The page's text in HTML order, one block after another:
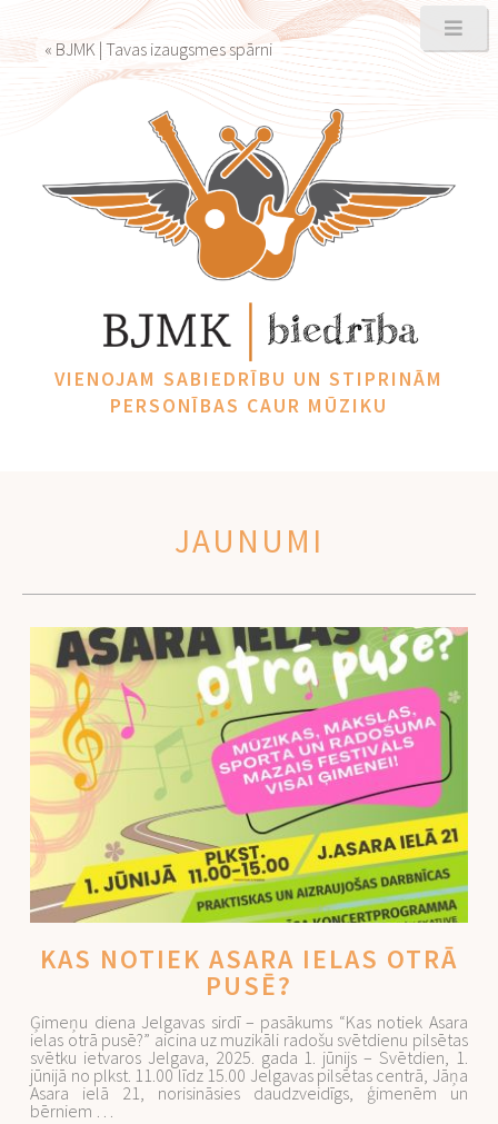
« BJMK | Tavas izaugsmes spārni
VIENOJAM SABIEDRĪBU UN STIPRINĀM
PERSONĪBAS CAUR MŪZIKU
JAUNUMI
KAS NOTIEK ASARA IELAS OTRĀ
PUSĒ?
Ģimeņu diena Jelgavas sirdī – pasākums “Kas notiek Asara
ielas otrā pusē?” aicina uz muzikāli radošu svētdienu pilsētas
svētku ietvaros Jelgava, 2025. gada 1. jūnijs – Svētdien, 1.
jūnijā no plkst. 11.00 līdz 15.00 Jelgavas pilsētas centrā, Jāņa
Asara ielā 21, norisināsies daudzveidīgs, ģimenēm un
bērniem …